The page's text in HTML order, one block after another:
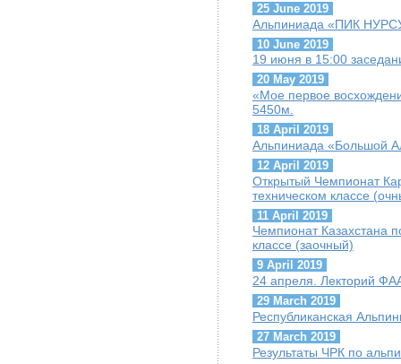
25 June 2019
Альпиниада «ПИК
10 June 2019
19 июня в 15:00
20 May 2019
«Мое первое
5450м.
18 April 2019
Альпиниада «Большой
12 April 2019
Открытый Чемпионат
техническом классе
11 April 2019
Чемпионат Казахстана
классе (заочный)
9 April 2019
24 апреля. Лекторий
29 March 2019
Республиканская
27 March 2019
Результаты ЧРК по